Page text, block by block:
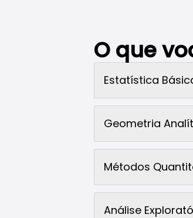
O que
Estatística
Geometria
Métodos
Análise